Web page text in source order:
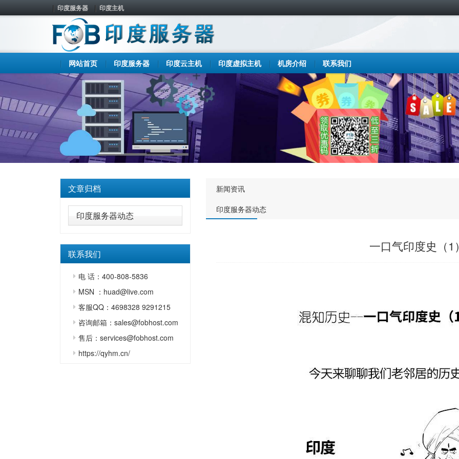
印度服务器 印度主机
网站首页 印度服务器 印度云主机 印度虚拟主机 机房介绍 联系我们
文章归档
印度服务器动态
联系我们
电 话：400-808-5836
MSN ：huad@live.com
客服QQ：4698328 9291215
咨询邮箱：sales@fobhost.com
售后：services@fobhost.com
https://qyhm.cn/
新闻资讯
印度服务器动态
一口气印度史（1